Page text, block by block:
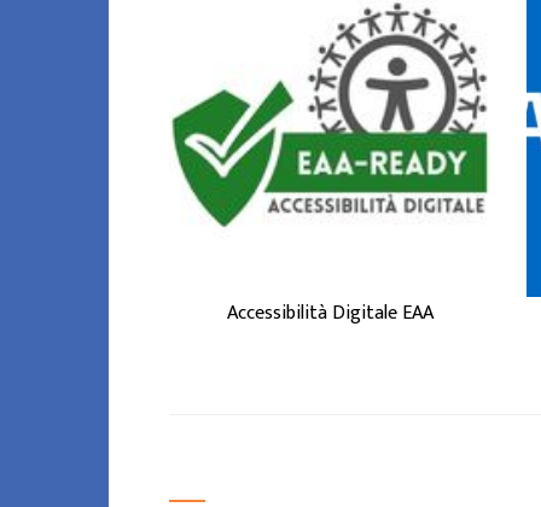
L'
accessibilità digitale
è la capacità di siti web,
applicazioni e servizi
online di essere usati da
tutti, incluse persone
con disabilità (visive,
uditive, motorie,
cognitive) o esigenze
tempo ...
Accessibilità Digitale EAA